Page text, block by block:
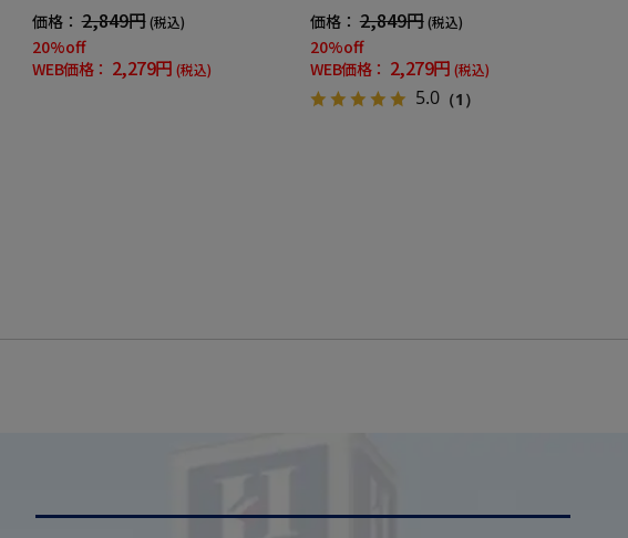
価格： 2,849円 (税込)
20%off
WEB価格： 2,279円 (税込)
価格： 2,849円(税込)
20%off
WEB価格： 2,279円 (税込)
5.0（1）